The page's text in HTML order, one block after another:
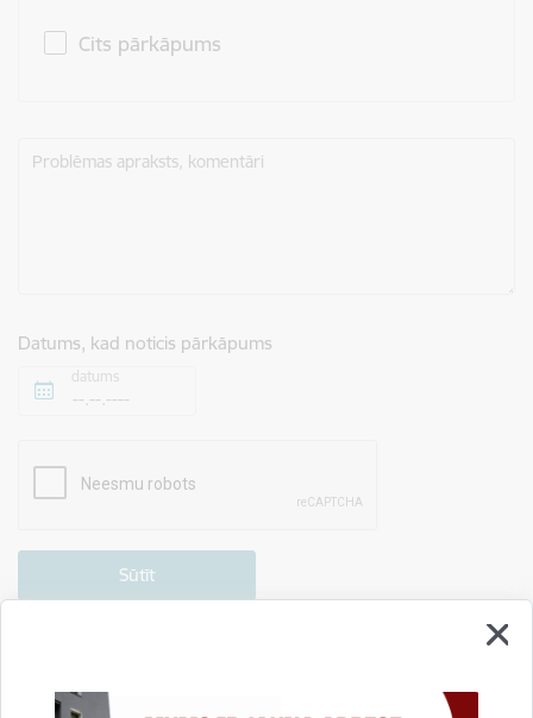
Cits pārkāpums
Problēmas apraksts, komentāri
Datums, kad noticis pārkāpums
datums